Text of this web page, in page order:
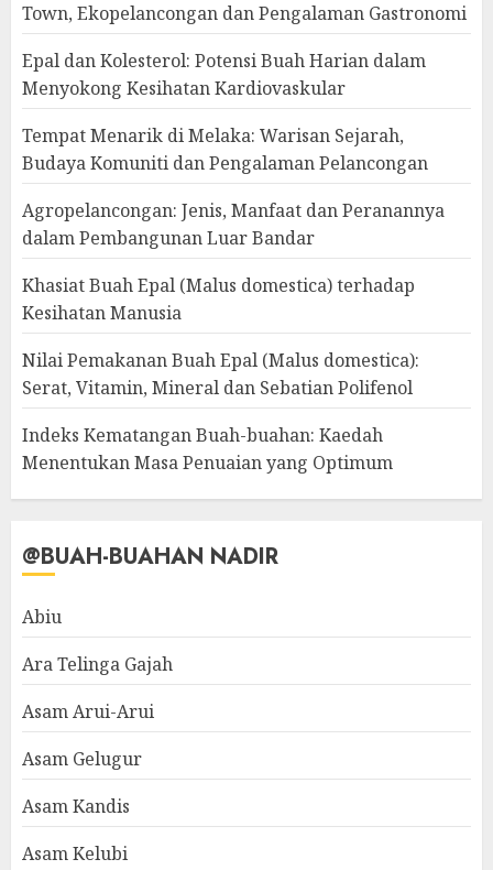
Town, Ekopelancongan dan Pengalaman Gastronomi
Epal dan Kolesterol: Potensi Buah Harian dalam
Menyokong Kesihatan Kardiovaskular
Tempat Menarik di Melaka: Warisan Sejarah,
Budaya Komuniti dan Pengalaman Pelancongan
Agropelancongan: Jenis, Manfaat dan Peranannya
dalam Pembangunan Luar Bandar
Khasiat Buah Epal (Malus domestica) terhadap
Kesihatan Manusia
Nilai Pemakanan Buah Epal (Malus domestica):
Serat, Vitamin, Mineral dan Sebatian Polifenol
Indeks Kematangan Buah-buahan: Kaedah
Menentukan Masa Penuaian yang Optimum
@BUAH-BUAHAN NADIR
Abiu
Ara Telinga Gajah
Asam Arui-Arui
Asam Gelugur
Asam Kandis
Asam Kelubi